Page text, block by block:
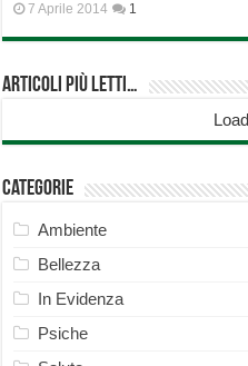
7 Aprile 2014 1
Articoli più Letti…
Categorie
Ambiente
Bellezza
In Evidenza
Psiche